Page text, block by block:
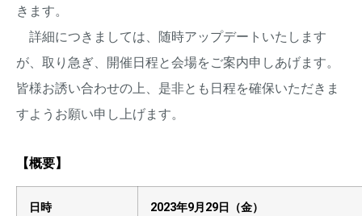
きます。
詳細につきましては、随時アップデートいたします
が、取り急ぎ、開催日程と会場をご案内申しあげます。
皆様お誘い合わせの上、是非とも日程を確保いただきま
すようお願い申し上げます。
【概要】
日時
2023年9月29日（金）